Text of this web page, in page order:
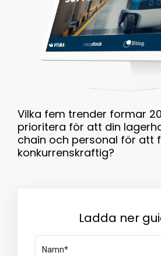
Vilka fem trender formar
prioritera för att din
chain och personal för att
konkurrenskraftig?
Ladda ner